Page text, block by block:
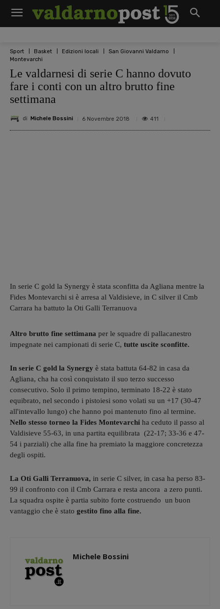
Sport Basket Edizioni locali
San Giovanni Valdarno
Montevarchi
Le valdarnesi di serie C hanno dovuto
fare i conti con un altro brutto fine
settimana
di Michele Bossini 6 Novembre 2018 411
In serie C gold la Synergy è stata sconfitta da Agliana mentre la
Fides Montevarchi si è arresa al Valdisieve, in C silver il Cmb
Carrara ha battuto la Oti Galli Terranuova
Altro brutto fine settimana per le squadre di pallacanestro
impegnate nei campionati di serie C, tutte uscite sconfitte.
In serie C gold la Synergy è stata battuta 64-82 in casa da
Agliana, cha ha così conquistato il suo terzo successo
consecutivo. Solo il primo tempino, terminato 18-22 è stato
equibrato, nel secondo i pistoiesi sono volati su un +17 (30-47
all'intevallo lungo) che hanno poi mantenuto fino al termine.
Nello stesso torneo la Fides Montevarchi ha ceduto il passo al
Valdisieve 55-63, in una partita equilibrata (22-17; 33-36 e 47-
54 i parziali) che alla fine ha premiato la maggiore concretezza
degli ospiti.
La Oti Galli Terranuova, in serie C silver, in casa ha perso 83-
99 il confronto con il Cmb Carrara e resta ancora a zero punti.
La squadra ospite è partia subito forte costruendo un buon
vantaggio che è stato gestito fino alla fine.
Michele Bossini